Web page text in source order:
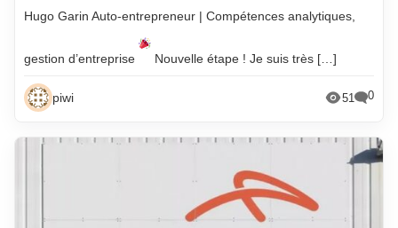
Hugo Garin Auto-entrepreneur | Compétences analytiques,
gestion d’entreprise Nouvelle étape ! Je suis très […]
piwi 51 0